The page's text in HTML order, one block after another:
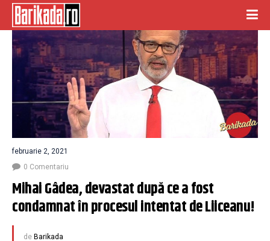
februarie 2, 2021
0 Comentariu
Mihai Gâdea, devastat după ce a fost
condamnat în procesul intentat de Liiceanu!
de Barikada